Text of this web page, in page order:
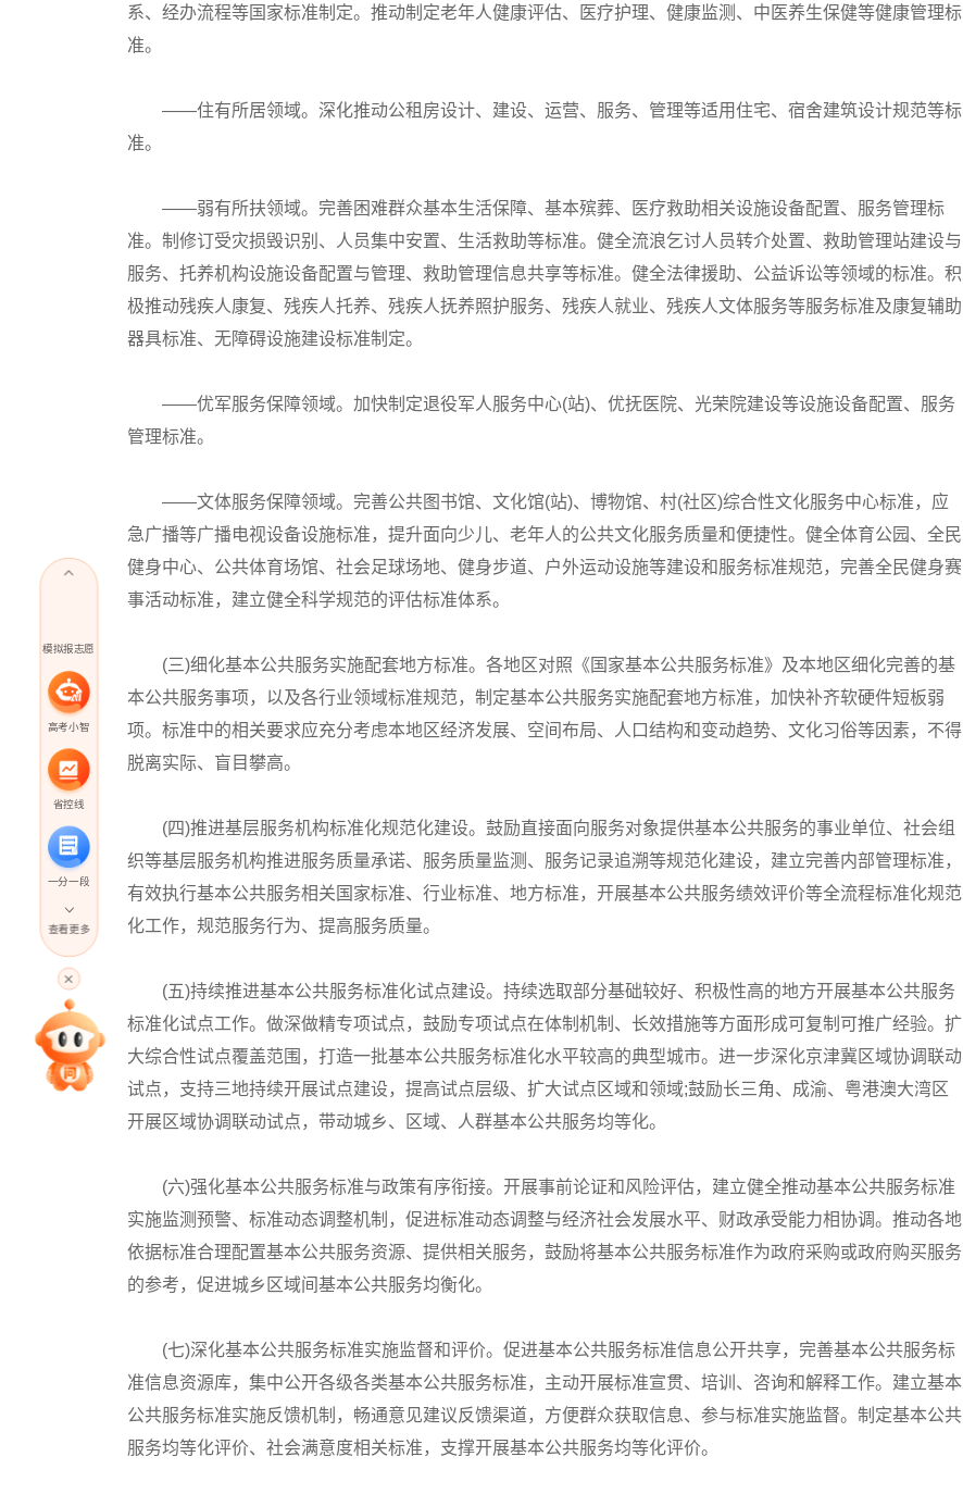
系、经办流程等国家标准制定。推动制定老年人健康评估、医疗护理、健康监测、中医养生保健等健康管理标
准。
——住有所居领域。深化推动公租房设计、建设、运营、服务、管理等适用住宅、宿舍建筑设计规范等标
准。
——弱有所扶领域。完善困难群众基本生活保障、基本殡葬、医疗救助相关设施设备配置、服务管理标
准。制修订受灾损毁识别、人员集中安置、生活救助等标准。健全流浪乞讨人员转介处置、救助管理站建设与
服务、托养机构设施设备配置与管理、救助管理信息共享等标准。健全法律援助、公益诉讼等领域的标准。积
极推动残疾人康复、残疾人托养、残疾人抚养照护服务、残疾人就业、残疾人文体服务等服务标准及康复辅助
器具标准、无障碍设施建设标准制定。
——优军服务保障领域。加快制定退役军人服务中心(站)、优抚医院、光荣院建设等设施设备配置、服务
管理标准。
——文体服务保障领域。完善公共图书馆、文化馆(站)、博物馆、村(社区)综合性文化服务中心标准，应
急广播等广播电视设备设施标准，提升面向少儿、老年人的公共文化服务质量和便捷性。健全体育公园、全民
健身中心、公共体育场馆、社会足球场地、健身步道、户外运动设施等建设和服务标准规范，完善全民健身赛
事活动标准，建立健全科学规范的评估标准体系。
(三)细化基本公共服务实施配套地方标准。各地区对照《国家基本公共服务标准》及本地区细化完善的基
本公共服务事项，以及各行业领域标准规范，制定基本公共服务实施配套地方标准，加快补齐软硬件短板弱
项。标准中的相关要求应充分考虑本地区经济发展、空间布局、人口结构和变动趋势、文化习俗等因素，不得
脱离实际、盲目攀高。
(四)推进基层服务机构标准化规范化建设。鼓励直接面向服务对象提供基本公共服务的事业单位、社会组
织等基层服务机构推进服务质量承诺、服务质量监测、服务记录追溯等规范化建设，建立完善内部管理标准，
有效执行基本公共服务相关国家标准、行业标准、地方标准，开展基本公共服务绩效评价等全流程标准化规范
化工作，规范服务行为、提高服务质量。
(五)持续推进基本公共服务标准化试点建设。持续选取部分基础较好、积极性高的地方开展基本公共服务
标准化试点工作。做深做精专项试点，鼓励专项试点在体制机制、长效措施等方面形成可复制可推广经验。扩
大综合性试点覆盖范围，打造一批基本公共服务标准化水平较高的典型城市。进一步深化京津冀区域协调联动
试点，支持三地持续开展试点建设，提高试点层级、扩大试点区域和领域;鼓励长三角、成渝、粤港澳大湾区
开展区域协调联动试点，带动城乡、区域、人群基本公共服务均等化。
(六)强化基本公共服务标准与政策有序衔接。开展事前论证和风险评估，建立健全推动基本公共服务标准
实施监测预警、标准动态调整机制，促进标准动态调整与经济社会发展水平、财政承受能力相协调。推动各地
依据标准合理配置基本公共服务资源、提供相关服务，鼓励将基本公共服务标准作为政府采购或政府购买服务
的参考，促进城乡区域间基本公共服务均衡化。
(七)深化基本公共服务标准实施监督和评价。促进基本公共服务标准信息公开共享，完善基本公共服务标
准信息资源库，集中公开各级各类基本公共服务标准，主动开展标准宣贯、培训、咨询和解释工作。建立基本
公共服务标准实施反馈机制，畅通意见建议反馈渠道，方便群众获取信息、参与标准实施监督。制定基本公共
服务均等化评价、社会满意度相关标准，支撑开展基本公共服务均等化评价。
模拟报志愿
高考小智
省控线
一分一段
高考直播
专家指导课
查看更多